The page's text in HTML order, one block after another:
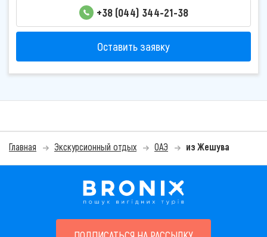
+38 (044) 344-21-38
Оставить заявку
Главная Экскурсионный отдых ОАЭ из Жешува